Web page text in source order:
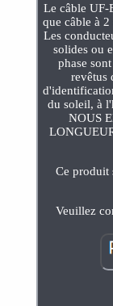
Le câble UF-
que câble à
Les
solides ou
phase
revêtus
du soleil, à
NOUS
Ce produit
Veuillez